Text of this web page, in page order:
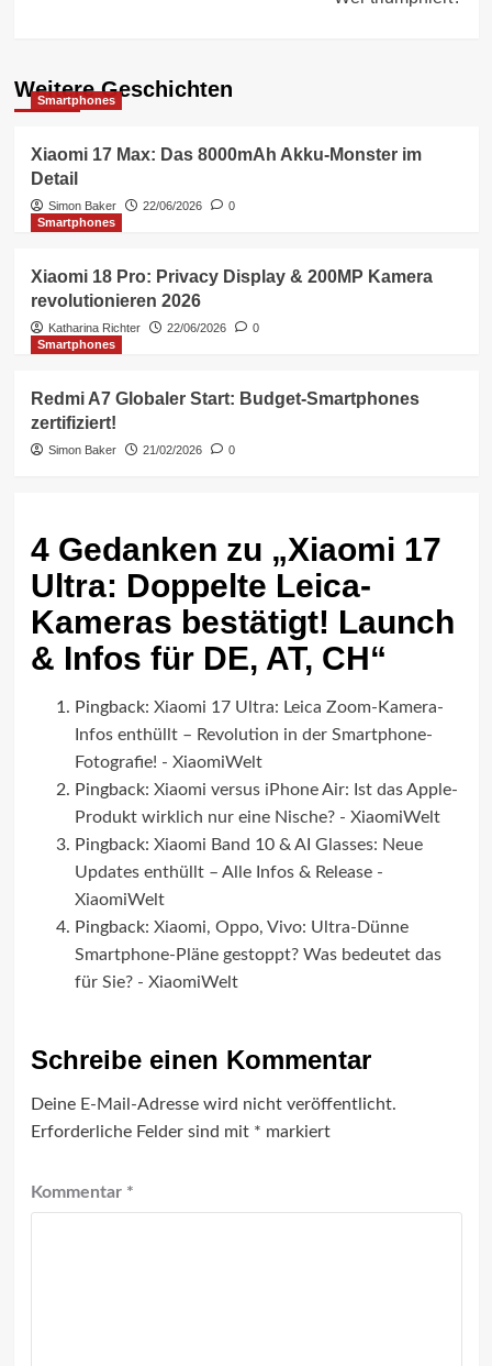
Weitere Geschichten
Smartphones
Xiaomi 17 Max: Das 8000mAh Akku-Monster im
Detail
Simon Baker 22/06/2026
0
Smartphones
Xiaomi 18 Pro: Privacy Display & 200MP Kamera
revolutionieren 2026
Katharina Richter 22/06/2026
0
Smartphones
Redmi A7 Globaler Start: Budget-Smartphones
zertifiziert!
Simon Baker 21/02/2026 0
4 Gedanken zu „Xiaomi 17
Ultra: Doppelte Leica-
Kameras bestätigt! Launch
& Infos für DE, AT, CH“
Pingback: Xiaomi 17 Ultra: Leica Zoom-Kamera-
Infos enthüllt – Revolution in der Smartphone-
Fotografie! - XiaomiWelt
Pingback: Xiaomi versus iPhone Air: Ist das Apple-
Produkt wirklich nur eine Nische? - XiaomiWelt
Pingback: Xiaomi Band 10 & AI Glasses: Neue
Updates enthüllt – Alle Infos & Release -
XiaomiWelt
Pingback: Xiaomi, Oppo, Vivo: Ultra-Dünne
Smartphone-Pläne gestoppt? Was bedeutet das
für Sie? - XiaomiWelt
Schreibe einen Kommentar
Deine E-Mail-Adresse wird nicht veröffentlicht.
Erforderliche Felder sind mit * markiert
Kommentar *